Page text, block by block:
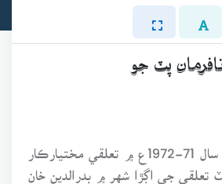
پٽ جو
مان گمبٽ تعلقي ۾ سال 71-1972ع ۾ تعلقي مختيارڪار
تعلقي جي اڳڙا شهر ۾ بدرالدين خان